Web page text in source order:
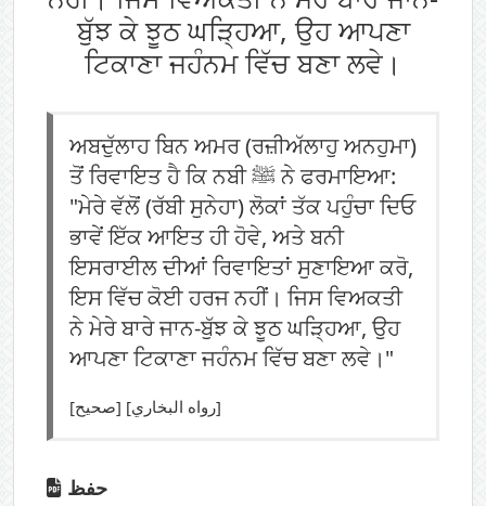
ਬੁੱਝ ਕੇ ਝੂਠ ਘੜ੍ਹਿਆ, ਉਹ ਆਪਣਾ
ਟਿਕਾਣਾ ਜਹੰਨਮ ਵਿੱਚ ਬਣਾ ਲਵੇ।
ਅਬਦੁੱਲਾਹ ਬਿਨ ਅਮਰ (ਰਜ਼ੀਅੱਲਾਹੁ ਅਨਹੁਮਾ)
ਤੋਂ ਰਿਵਾਇਤ ਹੈ ਕਿ ਨਬੀ ﷺ ਨੇ ਫਰਮਾਇਆ:
"ਮੇਰੇ ਵੱਲੋਂ (ਰੱਬੀ ਸੁਨੇਹਾ) ਲੋਕਾਂ ਤੱਕ ਪਹੁੰਚਾ ਦਿਓ
ਭਾਵੇਂ ਇੱਕ ਆਇਤ ਹੀ ਹੋਵੇ, ਅਤੇ ਬਨੀ
ਇਸਰਾਈਲ ਦੀਆਂ ਰਿਵਾਇਤਾਂ ਸੁਣਾਇਆ ਕਰੋ,
ਇਸ ਵਿੱਚ ਕੋਈ ਹਰਜ ਨਹੀਂ। ਜਿਸ ਵਿਅਕਤੀ
ਨੇ ਮੇਰੇ ਬਾਰੇ ਜਾਨ-ਬੁੱਝ ਕੇ ਝੂਠ ਘੜ੍ਹਿਆ, ਉਹ
ਆਪਣਾ ਟਿਕਾਣਾ ਜਹੰਨਮ ਵਿੱਚ ਬਣਾ ਲਵੇ।"
[صحيح] [رواه البخاري]
حفظ